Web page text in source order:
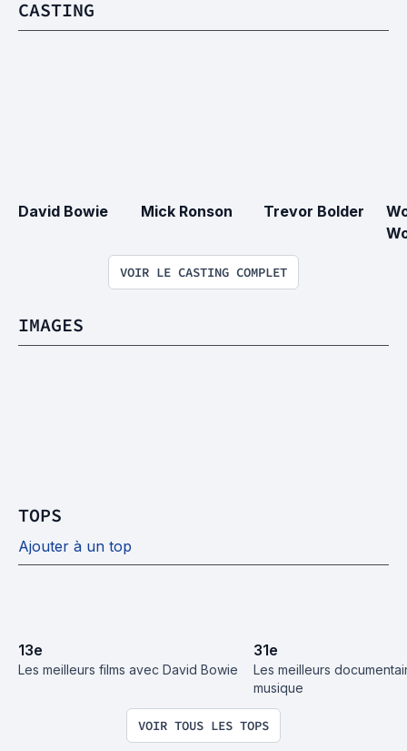
CASTING
David Bowie Mick Ronson Trevor Bolder
VOIR LE CASTING COMPLET
IMAGES
TOPS
Ajouter à un top
13e
Les meilleurs films avec David Bowie
31e
Les meilleurs
musique
VOIR TOUS LES TOPS